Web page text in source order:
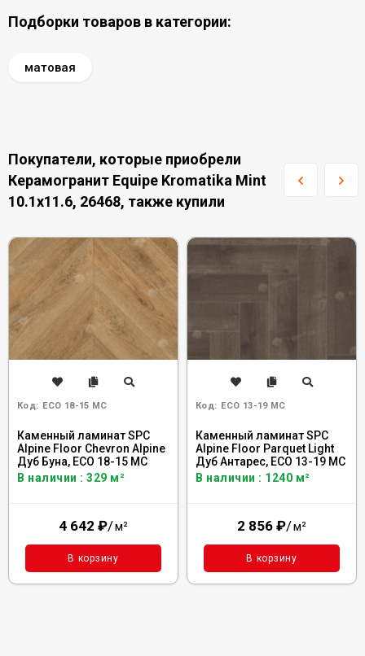
Подборки товаров в категории:
матовая
Покупатели, которые приобрели
Керамогранит Equipe Kromatika Mint
10.1x11.6, 26468, также купили
Код: ECO 18-15 MC
Каменный ламинат SPC
Alpine Floor Chevron Alpine
Дуб Буна, ECO 18-15 MC
В наличии : 329 м²
4 642 ₽/м²
В корзину
Код: ECO 13-19 MC
Каменный ламинат SPC
Alpine Floor Parquet Light
Дуб Антарес, ЕСО 13-19 MC
В наличии : 1240 м²
2 856 ₽/м²
В корзину